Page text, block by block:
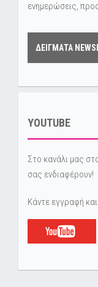
ενημερώσεις,
ΔΕΙΓΜΑΤΑ
YOUTUBE
Στο κανάλι μας
σας ενδιαφέρουν!
Κάντε εγγραφή